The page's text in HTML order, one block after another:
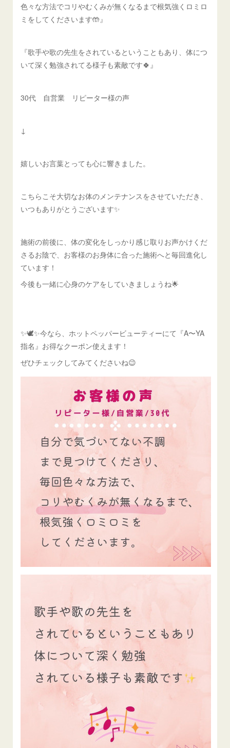
色々な方法でコリやむくみが無くなるまで根気強くロミロ
ミをしてくださいます🤲』
『歌手や歌の先生をされているということもあり、体につ
いて深く勉強されてる様子も素敵です🍀』
30代 自営業 リピーター様の声
↓
嬉しいお言葉とっても心に響きました。
こちらこそ大切なお体のメンテナンスをさせていただき、
いつもありがとうございます✨
施術の前後に、体の変化をしっかり感じ取りお声かけくだ
さるお陰で、お客様のお身体に合った施術へと毎回進化し
ています！
今後も一緒に心身のケアをしていきましょうね🌟
✨🕊✨今なら、ホットペッパービューティーにて『A〜YA
指名』お得なクーポン使えます！
ぜひチェックしてみてくださいね😉